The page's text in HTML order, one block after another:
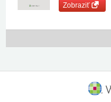
Zobraziť